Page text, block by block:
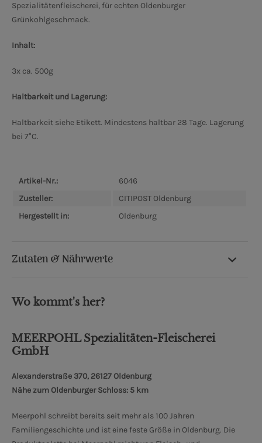
Spezialitätenfleischerei, für echten Oldenburger
Grünkohlgeschmack.
Inhalt:
3x ca. 500g
Haltbarkeit und Lagerung:
Haltbarkeit siehe Etikett. Mindestens haltbar 28 Tage. Lagerung
bei 7°C.
Artikel-Nr.:
6046
Zusteller:
CITIPOST Oldenburg
Hergestellt in:
Oldenburg
Zutaten & Nährwerte
Wo kommt's her?
MEERPOHL Spezialitäten-Fleischerei
GmbH
Alexanderstraße 370, 26127 Oldenburg
Nähe zum Oldenburger Schloss: 5 km
Meerpohl schreibt bereits seit mehr als 100 Jahren
Familiengeschichte und ist eine feste Größe in Oldenburg. Die